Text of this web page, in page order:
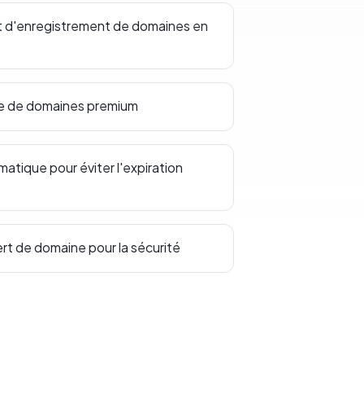
de domaines en
de domaines premium
pour éviter l'expiration
de domaine pour la sécurité